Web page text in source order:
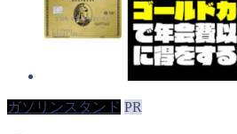
ガソリンスタンド PR